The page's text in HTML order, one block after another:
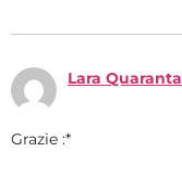
Lara Quaranta
Grazie :*